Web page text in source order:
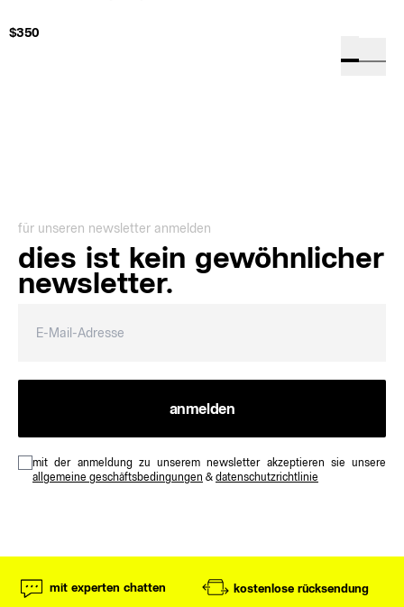
$350
für unseren newsletter anmelden
dies ist kein gewöhnlicher
newsletter.
anmelden
mit der anmeldung zu unserem newsletter akzeptieren sie unsere
allgemeine geschäftsbedingungen & datenschutzrichtlinie
mit experten chatten kostenlose rücksendung